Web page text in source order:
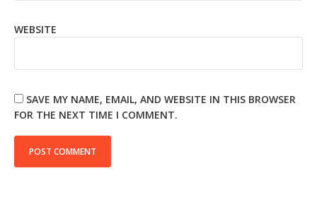
WEBSITE
SAVE MY NAME, EMAIL, AND WEBSITE IN THIS BROWSER
FOR THE NEXT TIME I COMMENT.